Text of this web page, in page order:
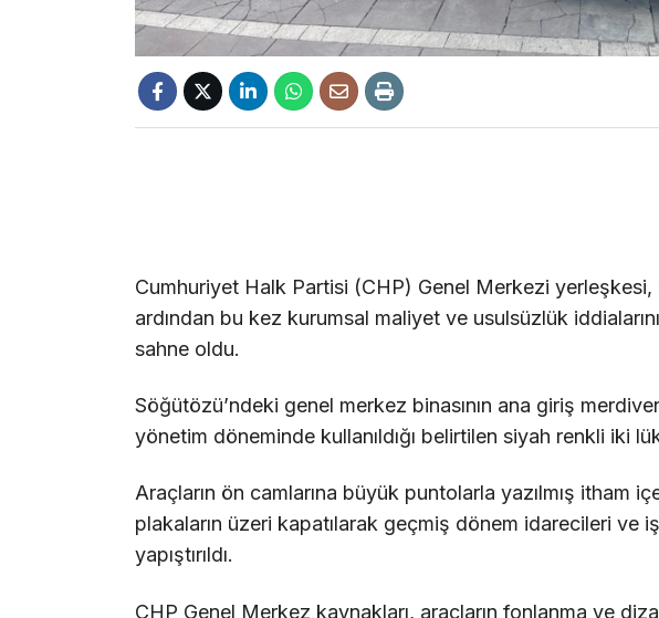
Cumhuriyet Halk Partisi (CHP) Genel Merkezi
ardından bu kez kurumsal maliyet ve usulsüzlük
sahne oldu.
Söğütözü’ndeki genel merkez binasının ana giriş
yönetim döneminde kullanıldığı belirtilen siyah renkli iki
Araçların ön camlarına büyük puntolarla yazılmış itham
plakaların üzeri kapatılarak geçmiş dönem idarecileri ve iş
yapıştırıldı.
CHP Genel Merkez kaynakları, araçların fonlanma ve